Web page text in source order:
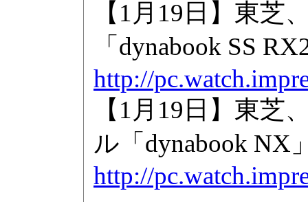
【1月19日】東芝
「dynabook SS
http://
【1月19日】東芝
ル「dynabook NX
http://